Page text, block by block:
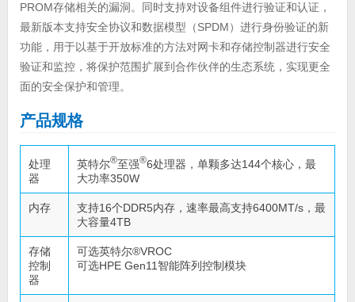
PROM存储相关的漏洞。同时支持对设备组件进行验证和认证，
最新版本支持安全协议和数据模型（SPDM）进行身份验证的新
功能，用于以基于开放标准的方法对网卡和存储控制器进行安全
验证和监控，将保护范围扩展到合作伙伴的生态系统，实现更全
面的安全保护和管理。
产品规格
处理
器
英特尔®至强®6处理器，单颗多达144个核心，最
大功率350W
内存
支持16个DDR5内存，速率最高支持6400MT/s，最
大容量4TB
存储
控制
器
可选英特尔®VROC
可选HPE Gen11智能阵列控制模块